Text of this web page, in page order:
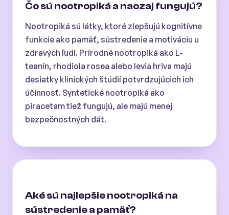
Čo sú nootropiká a naozaj fungujú?
Nootropiká sú látky, ktoré zlepšujú kognitívne
funkcie ako pamäť, sústredenie a motiváciu u
zdravých ľudí. Prírodné nootropiká ako L-
teanín, rhodiola rosea alebo levia hriva majú
desiatky klinických štúdií potvrdzujúcich ich
účinnosť. Syntetické nootropiká ako
piracetam tiež fungujú, ale majú menej
bezpečnostných dát.
Aké sú najlepšie nootropiká na
sústredenie a pamäť?